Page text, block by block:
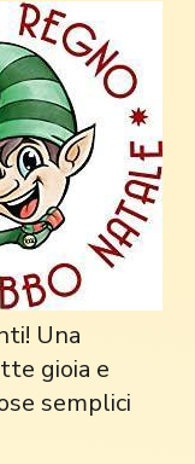
Una
gioia e
semplici